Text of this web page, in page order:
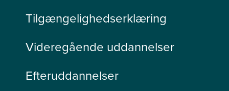
Tilgængelighedserklæring
Videregående uddannelser
Efteruddannelser